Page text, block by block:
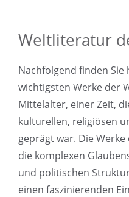
Weltliteratur
Nachfolgend finden Sie
wichtigsten Werke der
Mittelalter, einer Zeit,
kulturellen, religiösen
geprägt war. Die
die komplexen
und politischen
einen faszinierenden